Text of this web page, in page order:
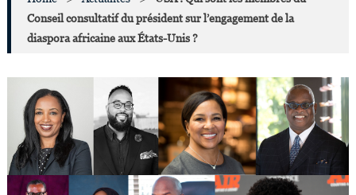
Conseil consultatif du président sur l’engagement de la
diaspora africaine aux États-Unis ?